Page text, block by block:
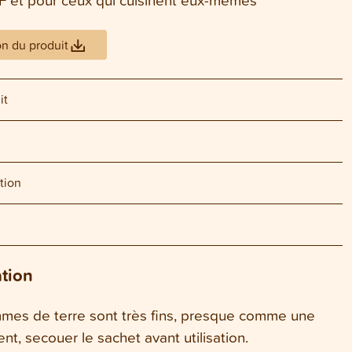
du produit
de terre sont très fins, presque comme une
secouer le sachet avant utilisation.